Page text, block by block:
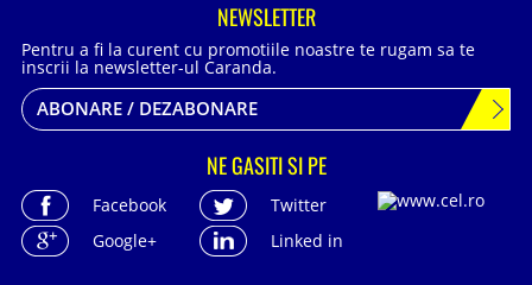
NEWSLETTER
Pentru a fi la curent cu promotiile noastre te rugam sa te
inscrii la newsletter-ul Caranda.
ABONARE / DEZABONARE
NE GASITI SI PE
Facebook
Twitter
Google+
Linked in